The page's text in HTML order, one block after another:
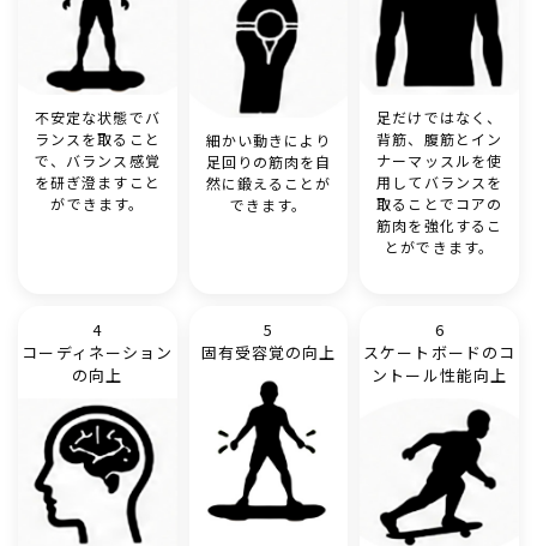
不安定な状態でバ
ランスを取ること
で、バランス感覚
を研ぎ澄ますこと
ができます。
細かい動きにより
足回りの筋肉を自
然に鍛えることが
できます。
足だけではなく、
背筋、腹筋とイン
ナーマッスルを使
用してバランスを
取ることでコアの
筋肉を強化するこ
とができます。
4
コーディネーション
の向上
5
固有受容覚の向上
6
スケートボードのコ
ントール性能向上